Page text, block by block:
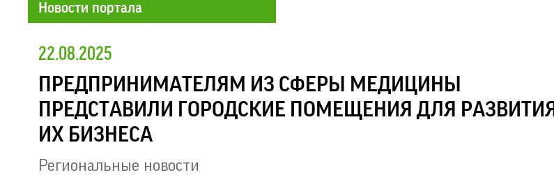
Новости портала
22.08.2025
ПРЕДПРИНИМАТЕЛЯМ ИЗ СФЕРЫ МЕДИЦИНЫ
ПРЕДСТАВИЛИ ГОРОДСКИЕ ПОМЕЩЕНИЯ ДЛЯ РАЗВИТИЯ
ИХ БИЗНЕСА
Региональные новости